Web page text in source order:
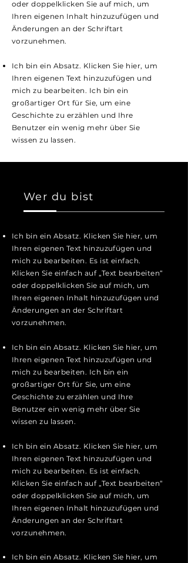
oder doppelklicken Sie auf mich, um
Ihren eigenen Inhalt hinzuzufügen und
Änderungen an der Schriftart
vorzunehmen.
Ich bin ein Absatz. Klicken Sie hier, um
Ihren eigenen Text hinzuzufügen und
mich zu bearbeiten. Ich bin ein
großartiger Ort für Sie, um eine
Geschichte zu erzählen und Ihre
Benutzer ein wenig mehr über Sie
wissen zu lassen.
Wer du bist
Ich bin ein Absatz. Klicken Sie hier, um
Ihren eigenen Text hinzuzufügen und
mich zu bearbeiten. Es ist einfach.
Klicken Sie einfach auf „Text bearbeiten“
oder doppelklicken Sie auf mich, um
Ihren eigenen Inhalt hinzuzufügen und
Änderungen an der Schriftart
vorzunehmen.
Ich bin ein Absatz. Klicken Sie hier, um
Ihren eigenen Text hinzuzufügen und
mich zu bearbeiten. Ich bin ein
großartiger Ort für Sie, um eine
Geschichte zu erzählen und Ihre
Benutzer ein wenig mehr über Sie
wissen zu lassen.
Ich bin ein Absatz. Klicken Sie hier, um
Ihren eigenen Text hinzuzufügen und
mich zu bearbeiten. Es ist einfach.
Klicken Sie einfach auf „Text bearbeiten“
oder doppelklicken Sie auf mich, um
Ihren eigenen Inhalt hinzuzufügen und
Änderungen an der Schriftart
vorzunehmen.
Ich bin ein Absatz. Klicken Sie hier, um